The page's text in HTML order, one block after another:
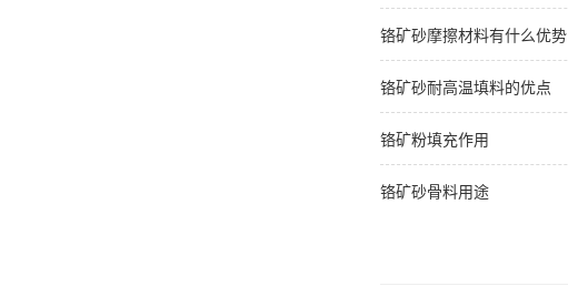
铬矿砂摩擦材料有什么优势
铬矿砂耐高温填料的优点
铬矿粉填充作用
铬矿砂骨料用途